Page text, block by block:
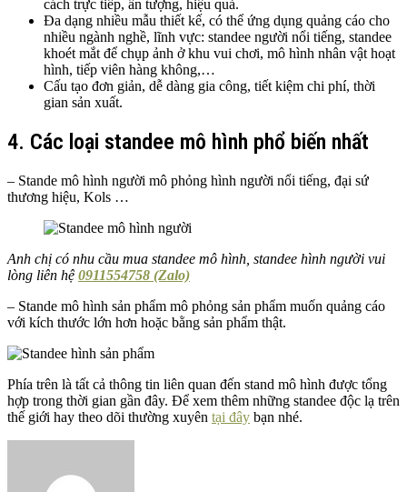
cách trực tiếp, ấn tượng, hiệu quả.
Đa dạng nhiều mẫu thiết kế, có thể ứng dụng quảng cáo cho
nhiều ngành nghề, lĩnh vực: standee người nổi tiếng, standee
khoét mắt để chụp ảnh ở khu vui chơi, mô hình nhân vật hoạt
hình, tiếp viên hàng không,…
Cấu tạo đơn giản, dễ dàng gia công, tiết kiệm chi phí, thời
gian sản xuất.
4. Các loại standee mô hình phổ biến nhất
– Stande mô hình người mô phỏng hình người nổi tiếng, đại sứ
thương hiệu, Kols …
Anh chị có nhu cầu mua standee mô hình, standee hình người vui
lòng liên hệ0911554758 (Zalo)
– Stande mô hình sản phẩm mô phỏng sản phẩm muốn quảng cáo
với kích thước lớn hơn hoặc bằng sản phẩm thật.
Phía trên là tất cả thông tin liên quan đến stand mô hình được tổng
hợp trong thời gian gần đây. Để xem thêm những standee độc lạ trên
thế giới hay theo dõi thường xuyên tại đây bạn nhé.